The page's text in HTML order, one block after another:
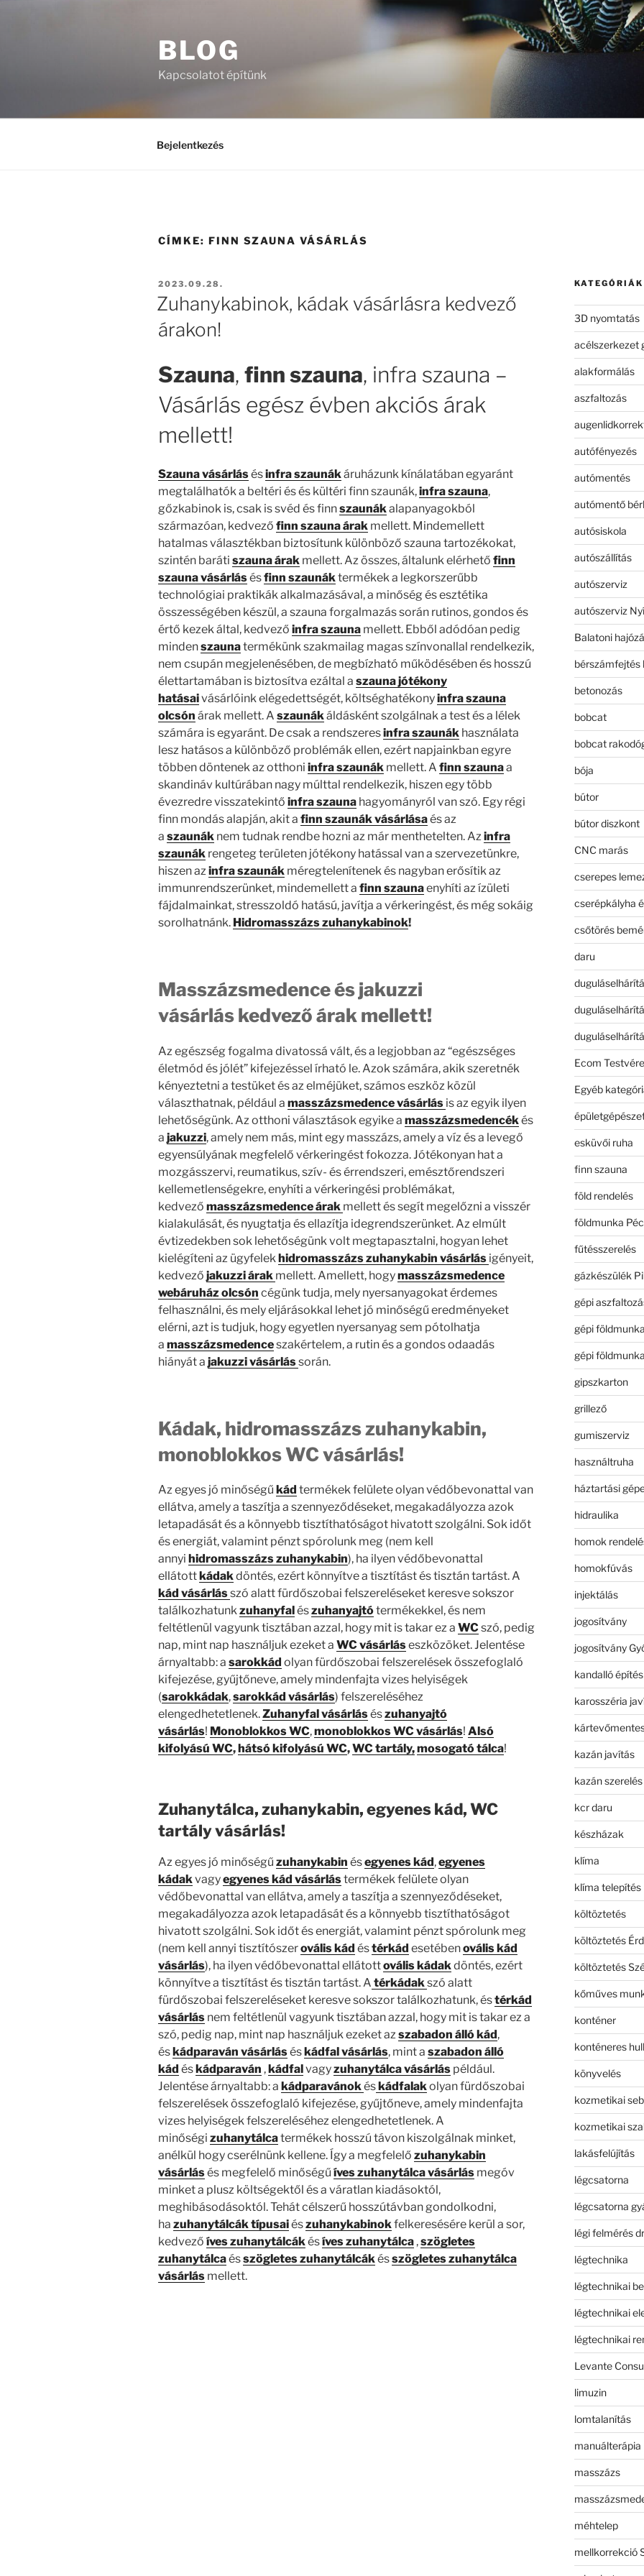
BLOG
Kapcsolatot építünk
Bejelentkezés
CÍMKE: FINN SZAUNA VÁSÁRLÁS
BEKÜLDVE:
2023.09.28.
Zuhanykabinok, kádak vásárlásra kedvező
árakon!
Szauna, finn szauna, infra szauna –
Vásárlás egész évben akciós árak
mellett!
Szauna vásárlásésinfra szaunákáruházunk kínálatában egyaránt
megtalálhatók a beltéri és és kültéri finn szaunák,infra szauna,
gőzkabinok is, csak is svéd és finnszaunákalapanyagokból
származóan, kedvező finn szauna árak mellett. Mindemellett
hatalmas választékban biztosítunk különböző szauna tartozékokat,
szintén baráti szauna árak mellett. Az összes, általunk elérhető finn
szauna vásárlásésfinn szaunáktermékek a legkorszerűbb
technológiai praktikák alkalmazásával, a minőség és esztétika
összességében készül, a szauna forgalmazás során rutinos, gondos és
értő kezek által, kedvező infra szauna mellett. Ebből adódóan pedig
mindenszaunatermékünk szakmailag magas színvonallal rendelkezik,
nem csupán megjelenésében, de megbízható működésében és hosszú
élettartamában is biztosítva ezáltal a szauna jótékony
hatásaivásárlóink elégedettségét, költséghatékonyinfra szauna
olcsón árak mellett. A szaunákáldásként szolgálnak a test és a lélek
számára is egyaránt. De csak a rendszeresinfra szaunák használata
lesz hatásos a különböző problémák ellen, ezért napjainkban egyre
többen döntenek az otthoni infra szaunák mellett. A finn szaunaa
skandináv kultúrában nagy múlttal rendelkezik, hiszen egy több
évezredre visszatekintő infra szauna hagyományról van szó. Egy régi
finn mondás alapján, akit a finn szaunák vásárlásaés az
a szaunák nem tudnak rendbe hozni az már menthetelten. Azinfra
szaunák rengeteg területen jótékony hatással van a szervezetünkre,
hiszen azinfra szaunák méregtelenítenek és nagyban erősítik az
immunrendszerünket, mindemellett a finn szaunaenyhíti az ízületi
fájdalmainkat, stresszoldó hatású, javítja a vérkeringést, és még sokáig
sorolhatnánk. Hidromasszázs zuhanykabinok!
Masszázsmedence és jakuzzi
vásárlás kedvező árak mellett!
Az egészség fogalma divatossá vált, és a legjobban az “egészséges
életmód és jólét” kifejezéssel írható le. Azok számára, akik szeretnék
kényeztetni a testüket és az elméjüket, számos eszköz közül
választhatnak, például a masszázsmedence vásárlás is az egyik ilyen
lehetőségünk. Az otthoni választások egyike a masszázsmedencék és
a jakuzzi, amely nem más, mint egy masszázs, amely a víz és a levegő
egyensúlyának megfelelő vérkeringést fokozza. Jótékonyan hat a
mozgásszervi, reumatikus, szív- és érrendszeri, emésztőrendszeri
kellemetlenségekre, enyhíti a vérkeringési problémákat,
kedvező masszázsmedence árak mellett és segít megelőzni a visszér
kialakulását, és nyugtatja és ellazítja idegrendszerünket. Az elmúlt
évtizedekben sok lehetőségünk volt megtapasztalni, hogyan lehet
kielégíteni az ügyfelek hidromasszázs zuhanykabin vásárlás igényeit,
kedvező jakuzzi árak mellett. Amellett, hogymasszázsmedence
webáruház olcsón cégünk tudja, mely nyersanyagokat érdemes
felhasználni, és mely eljárásokkal lehet jó minőségű eredményeket
elérni, azt is tudjuk, hogy egyetlen nyersanyag sem pótolhatja
a masszázsmedenceszakértelem, a rutin és a gondos odaadás
hiányát a jakuzzi vásárlássorán.
Kádak, hidromasszázs zuhanykabin,
monoblokkos WC vásárlás!
Az egyes jó minőségű kád termékek felülete olyan védőbevonattal van
ellátva, amely a taszítja a szennyeződéseket, megakadályozza azok
letapadását és a könnyebb tisztíthatóságot hivatott szolgálni. Sok időt
és energiát, valamint pénzt spórolunk meg (nem kell
annyi hidromasszázs zuhanykabin), ha ilyen védőbevonattal
ellátott kádakdöntés, ezért könnyítve a tisztítást és tisztán tartást. A
kád vásárlásszó alatt fürdőszobai felszereléseket keresve sokszor
találkozhatunkzuhanyfal észuhanyajtótermékekkel, és nem
feltétlenül vagyunk tisztában azzal, hogy mit is takar ez a WCszó, pedig
nap, mint nap használjuk ezeket a WC vásárláseszközöket. Jelentése
árnyaltabb: a sarokkád olyan fürdőszobai felszerelések összefoglaló
kifejezése, gyűjtőneve, amely mindenfajta vizes helyiségek
(sarokkádak,sarokkád vásárlás) felszereléséhez
elengedhetetlenek.Zuhanyfal vásárlásészuhanyajtó
vásárlás! Monoblokkos WC,monoblokkos WC vásárlás! Alsó
kifolyású WC, hátsó kifolyású WC,WC tartály,mosogató tálca!
Zuhanytálca, zuhanykabin, egyenes kád, WC
tartály vásárlás!
Az egyes jó minőségű zuhanykabin ésegyenes kád,egyenes
kádak vagyegyenes kád vásárlástermékek felülete olyan
védőbevonattal van ellátva, amely a taszítja a szennyeződéseket,
megakadályozza azok letapadását és a könnyebb tisztíthatóságot
hivatott szolgálni. Sok időt és energiát, valamint pénzt spórolunk meg
(nem kell annyi tisztítószerovális kád éstérkád esetébenovális kád
vásárlás), ha ilyen védőbevonattal ellátottovális kádak döntés, ezért
könnyítve a tisztítást és tisztán tartást. A térkádak szó alatt
fürdőszobai felszereléseket keresve sokszor találkozhatunk, éstérkád
vásárlás nem feltétlenül vagyunk tisztában azzal, hogy mit is takar ez a
szó, pedig nap, mint nap használjuk ezeket az szabadon álló kád,
éskádparaván vásárláséskádfal vásárlás, mint a szabadon álló
kád éskádparaván ,kádfalvagyzuhanytálca vásárlás például.
Jelentése árnyaltabb: a kádparavánok éskádfalak olyan fürdőszobai
felszerelések összefoglaló kifejezése, gyűjtőneve, amely mindenfajta
vizes helyiségek felszereléséhez elengedhetetlenek. A
minőségi zuhanytálcatermékek hosszú távon kiszolgálnak minket,
anélkül hogy cserélnünk kellene. Így a megfelelő zuhanykabin
vásárlásés megfelelő minőségű íves zuhanytálca vásárlás megóv
minket a plusz költségektől és a váratlan kiadásoktól,
meghibásodásoktól. Tehát célszerű hosszútávban gondolkodni,
ha zuhanytálcák típusaiészuhanykabinok felkeresésére kerül a sor,
kedvező íves zuhanytálcák ésíves zuhanytálca ,szögletes
zuhanytálcaésszögletes zuhanytálcák ésszögletes zuhanytálca
vásárlás mellett.
KATEGÓRIÁK
3D nyomtatás
acélszerkezet
alakformálás
aszfaltozás
autófényezés
autómentés
autómentő
autósiskola
autószállítás
autószerviz
autószerviz
Balatoni
bérszámfejtés
betonozás
bobcat
bobcat
bója
bútor
bútor diszkont
CNC marás
cserepes
cserépkályha
csőtörés
daru
Ecom
Egyéb
esküvői ruha
finn szauna
föld rendelés
földmunka
fűtésszerelés
gázkészülék
gépi
gépi földmunka
gépi
gipszkarton
grillező
gumiszerviz
használtruha
háztartási
hidraulika
homok
homokfúvás
injektálás
jogosítvány
jogosítvány
kandalló építés
karosszéria
kazán javítás
kazán szerelés
kcr daru
készházak
klíma
klíma telepítés
költöztetés
költöztetés Érd
költöztetés
kőműves
konténer
konténeres
könyvelés
kozmetikai
kozmetikai
lakásfelújítás
légcsatorna
légcsatorna
légi felmérés
légtechnika
légtechnikai
légtechnikai
légtechnikai
Levante
limuzin
lomtalanítás
manuálterápia
masszázs
méhtelep
mellkorrekció